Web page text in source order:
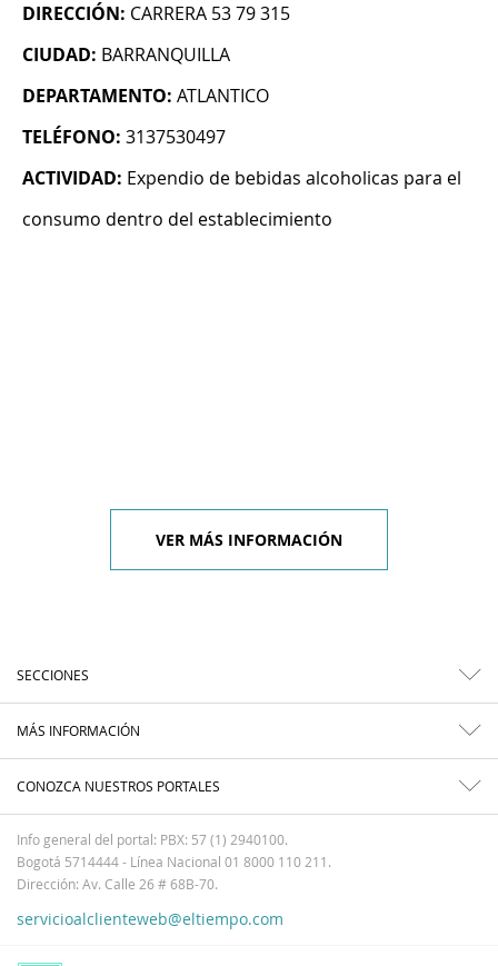
DIRECCIÓN: CARRERA 53 79 315
CIUDAD: BARRANQUILLA
DEPARTAMENTO: ATLANTICO
TELÉFONO: 3137530497
ACTIVIDAD: Expendio de bebidas alcoholicas para el
consumo dentro del establecimiento
VER MÁS INFORMACIÓN
SECCIONES
MÁS INFORMACIÓN
CONOZCA NUESTROS PORTALES
Info general del portal: PBX: 57 (1) 2940100.
Bogotá 5714444 - Línea Nacional 01 8000 110 211.
Dirección: Av. Calle 26 # 68B-70.
servicioalclienteweb@eltiempo.com